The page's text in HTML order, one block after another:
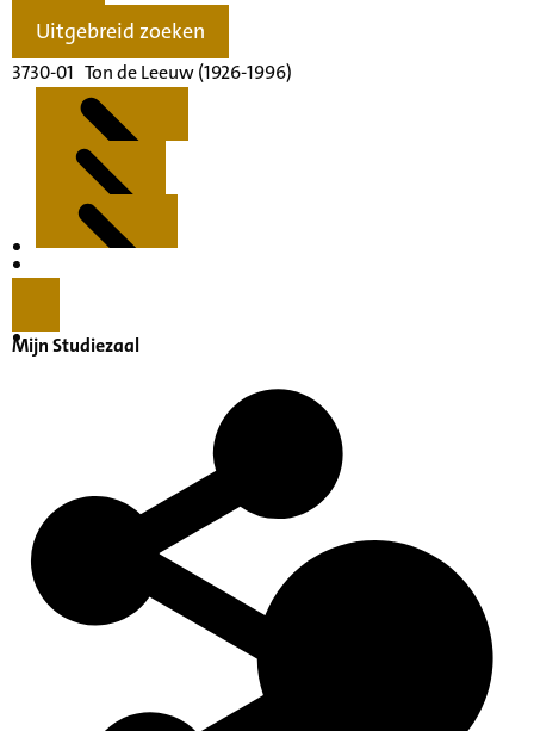
Uitgebreid zoeken
3730-01 Ton de Leeuw (1926-1996)
Inventaris
Mijn Studiezaal